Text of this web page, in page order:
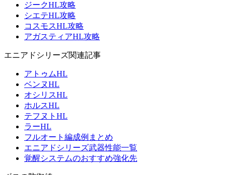
ジークHL攻略
シエテHL攻略
コスモスHL攻略
アガスティアHL攻略
エニアドシリーズ関連記事
アトゥムHL
ベンヌHL
オシリスHL
ホルスHL
テフヌトHL
ラーHL
フルオート編成例まとめ
エニアドシリーズ武器性能一覧
覚醒システムのおすすめ強化先